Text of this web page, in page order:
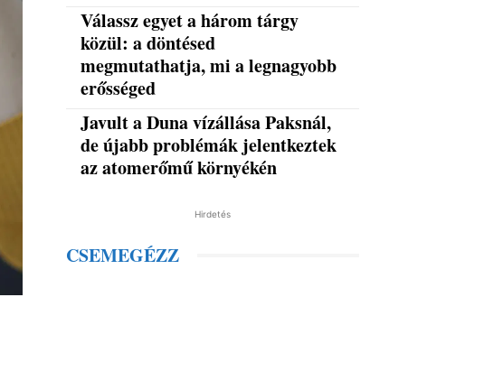
Válassz egyet a három tárgy
közül: a döntésed
megmutathatja, mi a legnagyobb
erősséged
Javult a Duna vízállása Paksnál,
de újabb problémák jelentkeztek
az atomerőmű környékén
Hirdetés
CSEMEGÉZZ